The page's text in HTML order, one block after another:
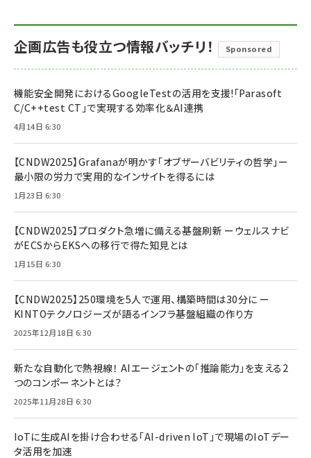
企画広告も役立つ情報バッチリ！ Sponsored
機能安全開発におけるGoogleTestの活用を支援!「Parasoft
C/C++test CT」で実現する効率化＆AI連携
4月14日 6:30
【CNDW2025】Grafanaが明かす「オブザーバビリティの哲学」ー
最小限の労力で実用的なインサイトを得るには
1月23日 6:30
【CNDW2025】プロダクト急増に備える基盤刷新 ーウェルスナビ
がECSからEKSへの移行で得た知見とは
1月15日 6:30
【CNDW2025】250環境を5人で運用、構築時間は30分に ー
KINTOテクノロジーズが語るインフラ基盤組織の作り方
2025年12月18日 6:30
新たな自動化で熱視線！ AIエージェントの「推論能力」を支える2
つのコンポーネントとは？
2025年11月28日 6:30
IoTに生成AIを掛け合わせる「AI-driven IoT」で現場のIoTデー
タ活用を加速